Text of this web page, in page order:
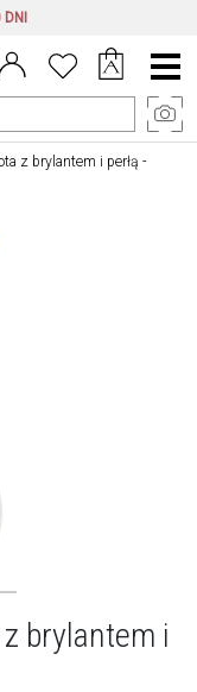
Menu
główne
z brylantem i perłą -
z brylantem i